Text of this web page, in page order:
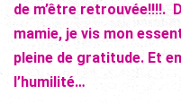
de m’être retrouvée!!!!.
mamie, je vis mon
pleine de gratitude. Et
l’humilité…